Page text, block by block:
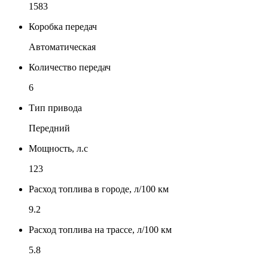
1583
Коробка передач
Автоматическая
Количество передач
6
Тип привода
Передний
Мощность, л.с
123
Расход топлива в городе, л/100 км
9.2
Расход топлива на трассе, л/100 км
5.8